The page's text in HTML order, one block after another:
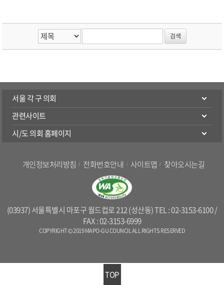
TOP
서울 각 구 의회
관련사이트
시/도 의회 홈페이지
개인정보처리방침 전화번호안내 사이트맵 찾아오시는길
(03937) 서울특별시 마포구 월드컵로 212 (성산동) TEL : 02-3153-6100 /
FAX : 02-3153-6999
COPYRIGHT © 2019 MAPO-GU COUNCIL ALL RIGHTS RESERVED